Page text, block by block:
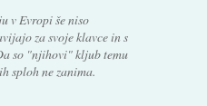
v Evropi še niso
za svoje klavce in s
so "njihovi" kljub temu
sploh ne zanima.